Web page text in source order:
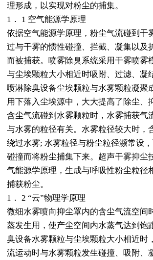
理形成，以实现对粉尘的捕集。
1． 1 空气能源学原理
依据空气能源学原理，粉尘气流碰到干
过与干雾的惯性碰撞、拦截、凝集以及
而被捕获。喷雾除臭系统采用干雾喷雾
与尘埃颗粒大小相近时吸附、过滤、凝
喷淋除臭设备尘埃颗粒与水雾颗粒凝聚
用下落入尘埃源中，大大提高了除尘、
含尘气流碰到水雾颗粒时，水雾捕获气
与水雾的粒径有关。水雾粒径较大时，
绕过水雾; 水雾粒径与粉尘粒径濒常设
碰撞而将粉尘捕集下来。超声干雾抑尘
气能源学原理，生成与呼吸性粉尘粒径
捕获粉尘。
1． 2 “云”物理学原理
微细水雾喷向抑尘罩内的含尘气流空间
蒸发生用，使产尘空间内水蒸气达到饱
臭设备水雾颗粒与尘埃颗粒大小相近时
流运动时与水雾颗粒发生碰撞、吸附、